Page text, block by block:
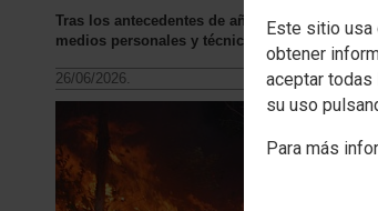
Este sitio
obtener
aceptar todas
su uso
Para más
Tras los antecedentes de años anteriores la
medios personales y técnicos
26/06/2026.